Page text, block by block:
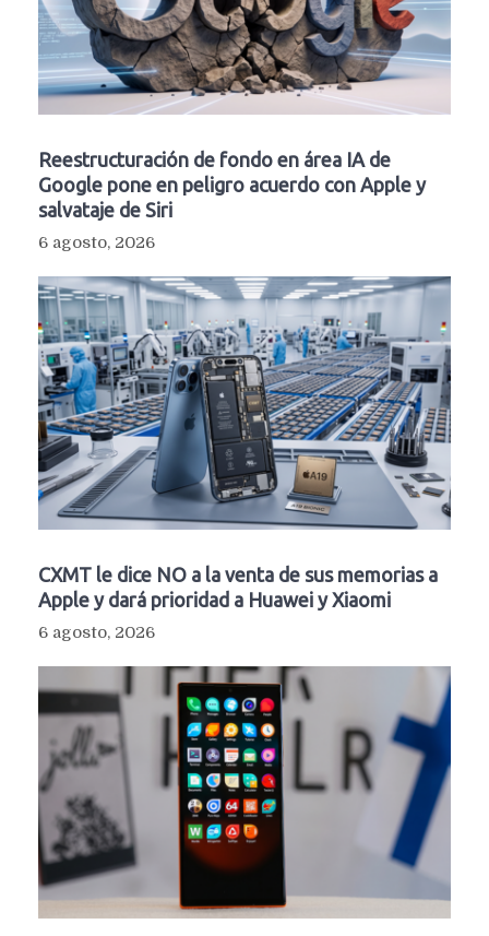
Reestructuración de fondo en área IA de
Google pone en peligro acuerdo con Apple y
salvataje de Siri
6 agosto, 2026
CXMT le dice NO a la venta de sus memorias a
Apple y dará prioridad a Huawei y Xiaomi
6 agosto, 2026